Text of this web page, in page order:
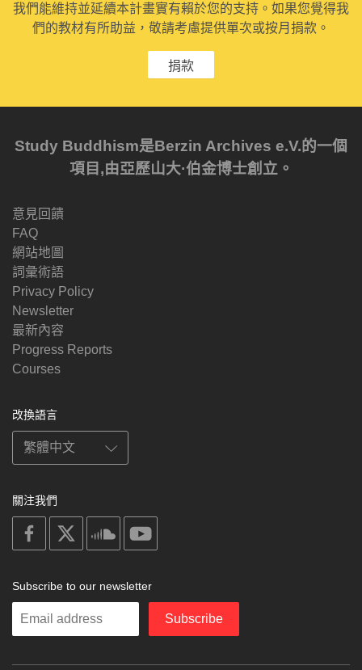
我們能維持並延續本計畫實有賴於您的支持。如果您覺得我
們的教材有所助益，敬請考慮提供單次或按月捐款。
捐款
Study Buddhism是Berzin Archives e.V.的一個
項目,由亞歷山大·伯金博士創立。
意見回饋
FAQ
網站地圖
詞彙術語
Privacy Policy
Newsletter
最新內容
Progress Reports
Courses
改換語言
關注我們
on
facebook
soundcloud
Subscribe to our newsletter
Enter
Subscribe